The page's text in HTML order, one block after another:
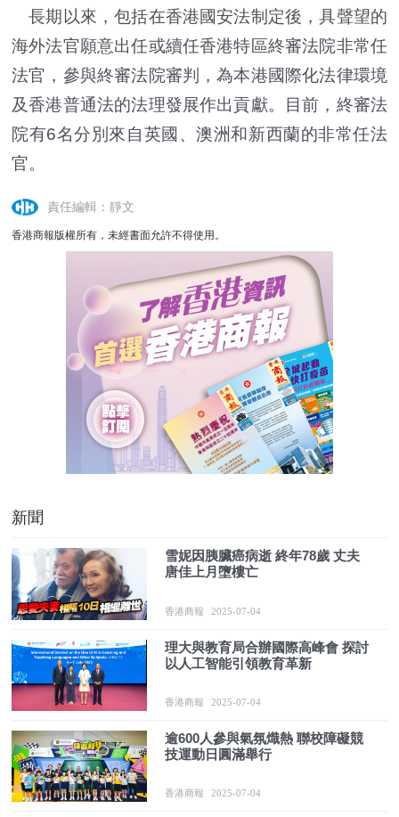
長期以來，包括在香港國安法制定後，具聲望的
海外法官願意出任或續任香港特區終審法院非常任
法官，參與終審法院審判，為本港國際化法律環境
及香港普通法的法理發展作出貢獻。目前，終審法
院有6名分別來自英國、澳洲和新西蘭的非常任法
官。
責任編輯：靜文
香港商報版權所有，未經書面允許不得使用。
新聞
雪妮因胰臟癌病逝 終年78歲 丈夫
唐佳上月墮樓亡
香港商報 2025-07-04
理大與教育局合辦國際高峰會 探討
以人工智能引領教育革新
香港商報 2025-07-04
逾600人參與氣氛熾熱 聯校障礙競
技運動日圓滿舉行
香港商報 2025-07-04